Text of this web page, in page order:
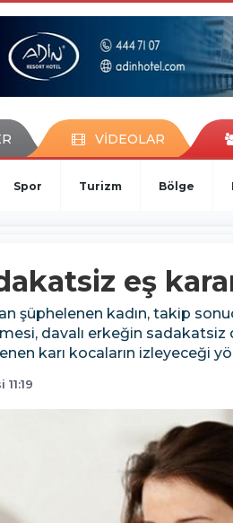
VİDEOLAR
Spor Turizm Bölge
eş
şüphelenen kadın, takip
davalı erkeğin sadakatsiz
karı kocaların izleyeceği